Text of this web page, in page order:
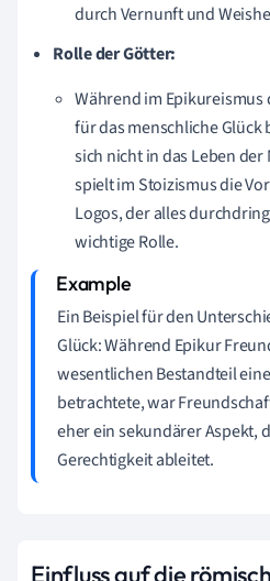
durch Vernunft und
Rolle der Götter:
Während im
für das menschliche
sich nicht in das Leben
spielt im Stoizismus die
Logos, der alles
wichtige Rolle.
Ein Beispiel für den
Glück: Während Epikur
wesentlichen Bestandteil
betrachtete, war
eher ein sekundärer Aspekt,
Gerechtigkeit ableitet.
Einfluss auf die